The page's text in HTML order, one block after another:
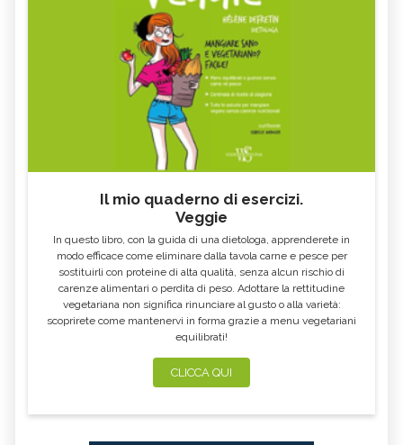
Il mio quaderno di esercizi.
Veggie
In questo libro, con la guida di una dietologa, apprenderete in
modo efficace come eliminare dalla tavola carne e pesce per
sostituirli con proteine di alta qualità, senza alcun rischio di
carenze alimentari o perdita di peso. Adottare la rettitudine
vegetariana non significa rinunciare al gusto o alla varietà:
scoprirete come mantenervi in forma grazie a menu vegetariani
equilibrati!
CLICCA QUI